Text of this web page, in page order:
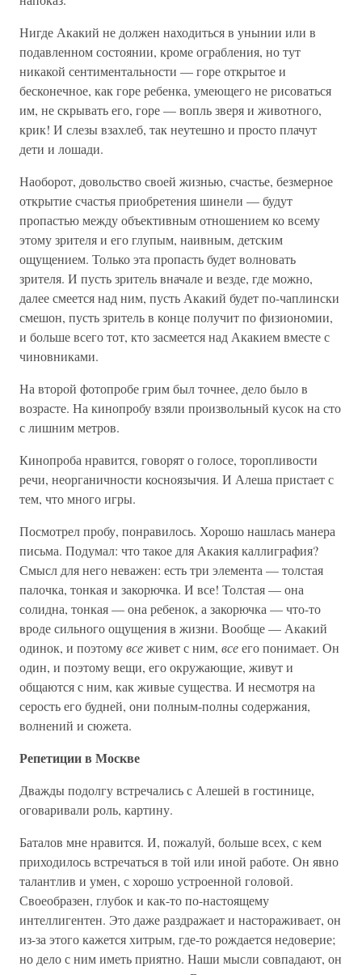
Нигде Акакий не должен находиться в унынии или в
подавленном состоянии, кроме ограбления, но тут
никакой сентиментальности — горе открытое и
бесконечное, как горе ребенка, умеющего не рисоваться
им, не скрывать его, горе — вопль зверя и животного,
крик! И слезы взахлеб, так неутешно и просто плачут
дети и лошади.
Наоборот, довольство своей жизнью, счастье, безмерное
открытие счастья приобретения шинели — будут
пропастью между объективным отношением ко всему
этому зрителя и его глупым, наивным, детским
ощущением. Только эта пропасть будет волновать
зрителя. И пусть зритель вначале и везде, где можно,
далее смеется над ним, пусть Акакий будет по-чаплински
смешон, пусть зритель в конце получит по физиономии,
и больше всего тот, кто засмеется над Акакием вместе с
чиновниками.
На второй фотопробе грим был точнее, дело было в
возрасте. На кинопробу взяли произвольный кусок на сто
с лишним метров.
Кинопроба нравится, говорят о голосе, торопливости
речи, неорганичности косноязычия. И Алеша пристает с
тем, что много игры.
Посмотрел пробу, понравилось. Хорошо нашлась манера
письма. Подумал: что такое для Акакия каллиграфия?
Смысл для него неважен: есть три элемента — толстая
палочка, тонкая и закорючка. И все! Толстая — она
солидна, тонкая — она ребенок, а закорючка — что-то
вроде сильного ощущения в жизни. Вообще — Акакий
одинок, и поэтомувсеживет с ним, всеего понимает. Он
один, и поэтому вещи, его окружающие, живут и
общаются с ним, как живые существа. И несмотря на
серость его будней, они полным-полны содержания,
волнений и сюжета.
Репетиции в Москве
Дважды подолгу встречались с Алешей в гостинице,
оговаривали роль, картину.
Баталов мне нравится. И, пожалуй, больше всех, с кем
приходилось встречаться в той или иной работе. Он явно
талантлив и умен, с хорошо устроенной головой.
Своеобразен, глубок и как-то по-настоящему
интеллигентен. Это даже раздражает и настораживает, он
из-за этого кажется хитрым, где-то рождается недоверие;
но дело с ним иметь приятно. Наши мысли совпадают, он